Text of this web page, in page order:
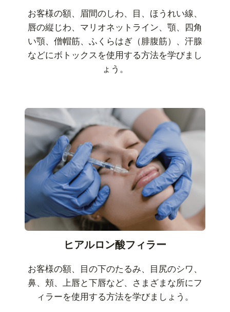
お客様の額、眉間のしわ、目、ほうれい線、
唇の縦じわ、マリオネットライン、顎、四角
い顎、僧帽筋、ふくらはぎ（腓腹筋）、汗腺
などにボトックスを使用する方法を学びまし
ょう。
ヒアルロン酸フィラー
お客様の額、目の下のたるみ、目尻のシワ、
鼻、頬、上唇と下唇など、さまざまな所にフ
ィラーを使用する方法を学びましょう。